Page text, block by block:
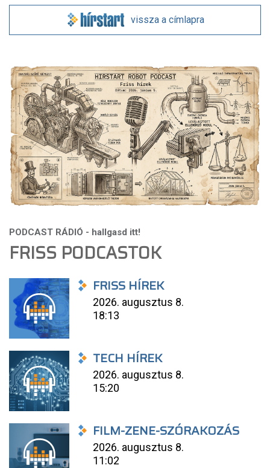
vissza a címlapra
FRISS PODCASTOK
FRISS HÍREK
2026. augusztus 8.
18:13
TECH HÍREK
2026. augusztus 8.
15:20
FILM-ZENE-SZÓRAKOZÁS
2026. augusztus 8.
11:02